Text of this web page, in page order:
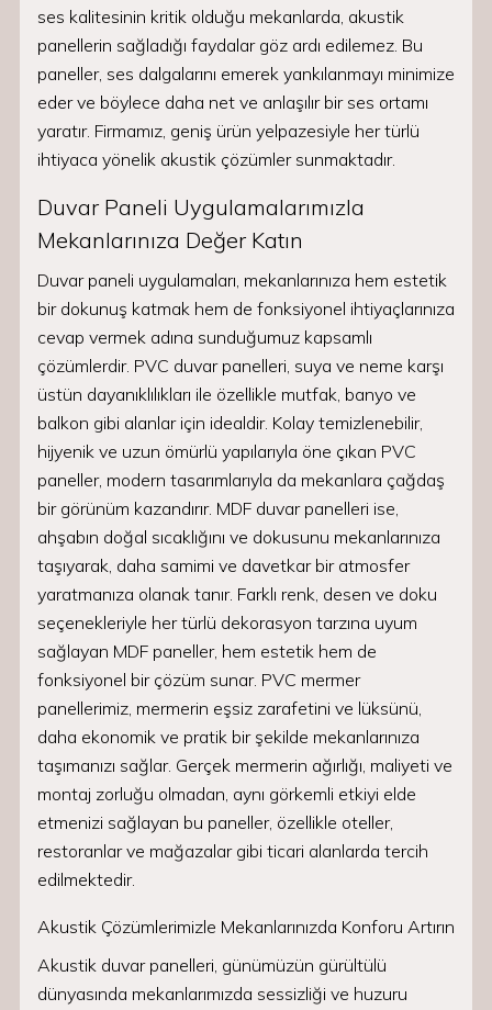
ses kalitesinin kritik olduğu mekanlarda, akustik
panellerin sağladığı faydalar göz ardı edilemez. Bu
paneller, ses dalgalarını emerek yankılanmayı minimize
eder ve böylece daha net ve anlaşılır bir ses ortamı
yaratır. Firmamız, geniş ürün yelpazesiyle her türlü
ihtiyaca yönelik akustik çözümler sunmaktadır.
Duvar Paneli Uygulamalarımızla
Mekanlarınıza Değer Katın
Duvar paneli uygulamaları, mekanlarınıza hem estetik
bir dokunuş katmak hem de fonksiyonel ihtiyaçlarınıza
cevap vermek adına sunduğumuz kapsamlı
çözümlerdir. PVC duvar panelleri, suya ve neme karşı
üstün dayanıklılıkları ile özellikle mutfak, banyo ve
balkon gibi alanlar için idealdir. Kolay temizlenebilir,
hijyenik ve uzun ömürlü yapılarıyla öne çıkan PVC
paneller, modern tasarımlarıyla da mekanlara çağdaş
bir görünüm kazandırır. MDF duvar panelleri ise,
ahşabın doğal sıcaklığını ve dokusunu mekanlarınıza
taşıyarak, daha samimi ve davetkar bir atmosfer
yaratmanıza olanak tanır. Farklı renk, desen ve doku
seçenekleriyle her türlü dekorasyon tarzına uyum
sağlayan MDF paneller, hem estetik hem de
fonksiyonel bir çözüm sunar. PVC mermer
panellerimiz, mermerin eşsiz zarafetini ve lüksünü,
daha ekonomik ve pratik bir şekilde mekanlarınıza
taşımanızı sağlar. Gerçek mermerin ağırlığı, maliyeti ve
montaj zorluğu olmadan, aynı görkemli etkiyi elde
etmenizi sağlayan bu paneller, özellikle oteller,
restoranlar ve mağazalar gibi ticari alanlarda tercih
edilmektedir.
Akustik Çözümlerimizle Mekanlarınızda Konforu Artırın
Akustik duvar panelleri, günümüzün gürültülü
dünyasında mekanlarımızda sessizliği ve huzuru